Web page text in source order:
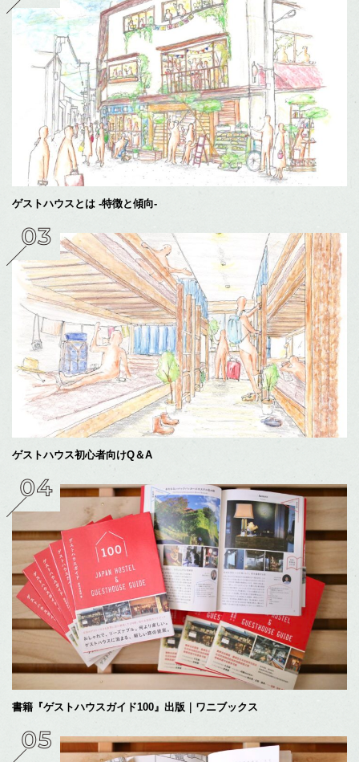
ゲストハウスとは -特徴と傾向-
ゲストハウス初心者向けQ＆A
書籍『ゲストハウスガイド100』出版｜ワニブックス